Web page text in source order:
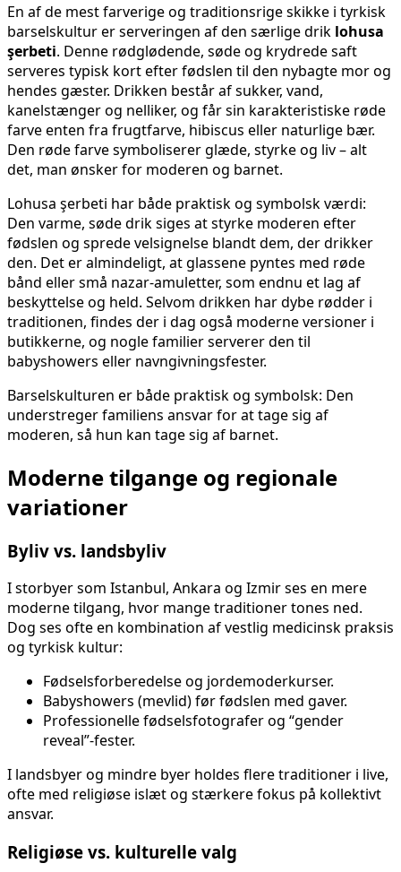
En af de mest farverige og traditionsrige skikke i tyrkisk
barselskultur er serveringen af den særlige drik lohusa
şerbeti. Denne rødglødende, søde og krydrede saft
serveres typisk kort efter fødslen til den nybagte mor og
hendes gæster. Drikken består af sukker, vand,
kanelstænger og nelliker, og får sin karakteristiske røde
farve enten fra frugtfarve, hibiscus eller naturlige bær.
Den røde farve symboliserer glæde, styrke og liv – alt
det, man ønsker for moderen og barnet.
Lohusa şerbeti har både praktisk og symbolsk værdi:
Den varme, søde drik siges at styrke moderen efter
fødslen og sprede velsignelse blandt dem, der drikker
den. Det er almindeligt, at glassene pyntes med røde
bånd eller små nazar-amuletter, som endnu et lag af
beskyttelse og held. Selvom drikken har dybe rødder i
traditionen, findes der i dag også moderne versioner i
butikkerne, og nogle familier serverer den til
babyshowers eller navngivningsfester.
Barselskulturen er både praktisk og symbolsk: Den
understreger familiens ansvar for at tage sig af
moderen, så hun kan tage sig af barnet.
Moderne tilgange og regionale
variationer
Byliv vs. landsbyliv
I storbyer som Istanbul, Ankara og Izmir ses en mere
moderne tilgang, hvor mange traditioner tones ned.
Dog ses ofte en kombination af vestlig medicinsk praksis
og tyrkisk kultur:
Fødselsforberedelse og jordemoderkurser.
Babyshowers (mevlid) før fødslen med gaver.
Professionelle fødselsfotografer og “gender
reveal”-fester.
I landsbyer og mindre byer holdes flere traditioner i live,
ofte med religiøse islæt og stærkere fokus på kollektivt
ansvar.
Religiøse vs. kulturelle valg